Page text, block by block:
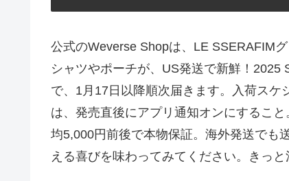
公式のWeverse Shopは、LE SSERAFIM
シャツやポーチが、US発送で新鮮！2025
で、1月17日以降順次届きます。入荷ス
は、発売直後にアプリ通知オンにするこ
均5,000円前後で本物保証。海外発送でも
える喜びを味わってみてください。きっと